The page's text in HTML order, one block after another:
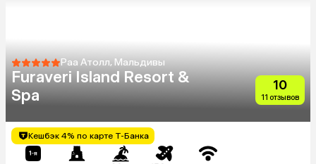
Раа Атолл, Мальдивы
Furaveri Island Resort &
Spa
10
11 отзывов
Кешбэк 4% по карте Т-Банка